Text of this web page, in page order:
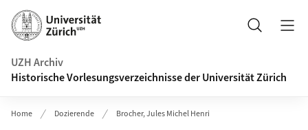
Navigation auf uzh.ch
Suche
UZH Archiv
Historische Vorlesungsverzeichnisse der Universität Zürich
Home Dozierende Brocher, Jules Michel Henri